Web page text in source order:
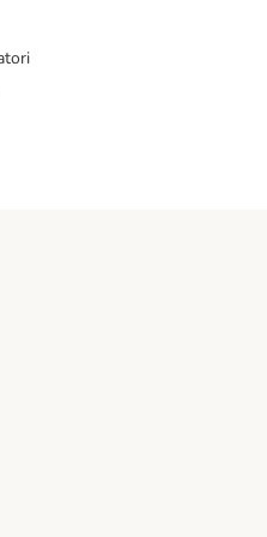
Method
Shipping Method